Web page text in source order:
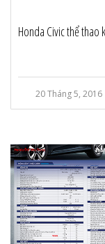
Honda Civic thể thao
20 Tháng 5, 2016